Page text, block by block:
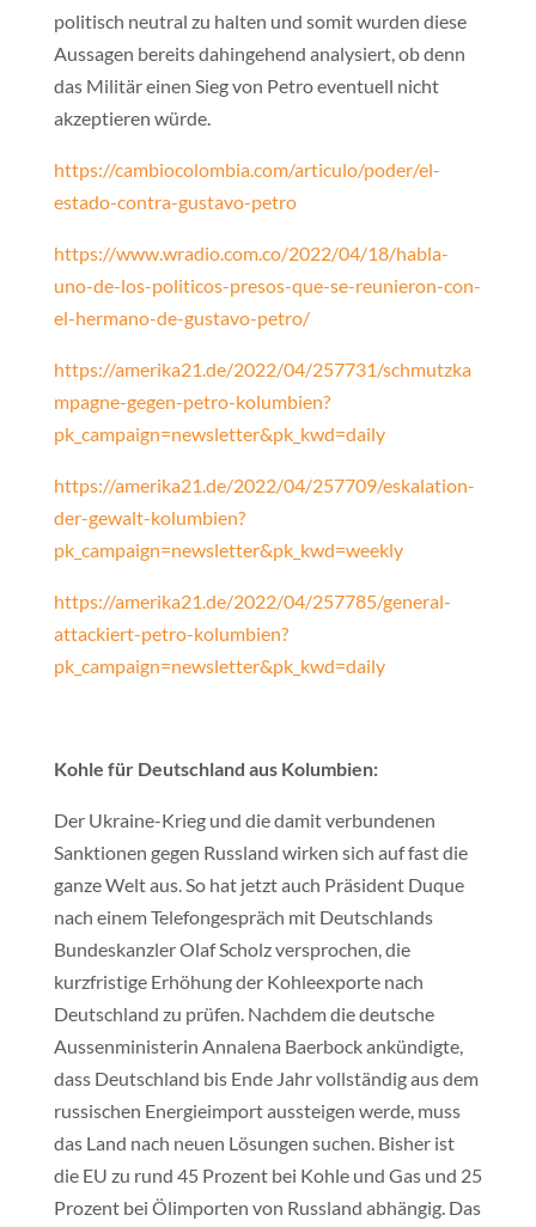
politisch neutral zu halten und somit wurden diese
Aussagen bereits dahingehend analysiert, ob denn
das Militär einen Sieg von Petro eventuell nicht
akzeptieren würde.
https://cambiocolombia.com/articulo/poder/el-
estado-contra-gustavo-petro
https://www.wradio.com.co/2022/04/18/habla-
uno-de-los-politicos-presos-que-se-reunieron-con-
el-hermano-de-gustavo-petro/
https://amerika21.de/2022/04/257731/schmutzka
mpagne-gegen-petro-kolumbien?
pk_campaign=newsletter&pk_kwd=daily
https://amerika21.de/2022/04/257709/eskalation-
der-gewalt-kolumbien?
pk_campaign=newsletter&pk_kwd=weekly
https://amerika21.de/2022/04/257785/general-
attackiert-petro-kolumbien?
pk_campaign=newsletter&pk_kwd=daily
Kohle für Deutschland aus Kolumbien:
Der Ukraine-Krieg und die damit verbundenen
Sanktionen gegen Russland wirken sich auf fast die
ganze Welt aus. So hat jetzt auch Präsident Duque
nach einem Telefongespräch mit Deutschlands
Bundeskanzler Olaf Scholz versprochen, die
kurzfristige Erhöhung der Kohleexporte nach
Deutschland zu prüfen. Nachdem die deutsche
Aussenministerin Annalena Baerbock ankündigte,
dass Deutschland bis Ende Jahr vollständig aus dem
russischen Energieimport aussteigen werde, muss
das Land nach neuen Lösungen suchen. Bisher ist
die EU zu rund 45 Prozent bei Kohle und Gas und 25
Prozent bei Ölimporten von Russland abhängig. Das